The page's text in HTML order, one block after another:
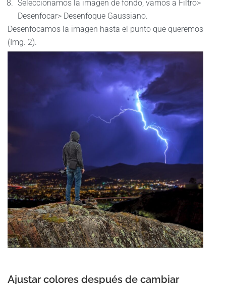
Seleccionamos la imagen de fondo, vamos a Filtro>
Desenfocar> Desenfoque Gaussiano.
Desenfocamos la imagen hasta el punto que queremos
(Img. 2).
Ajustar colores después de cambiar